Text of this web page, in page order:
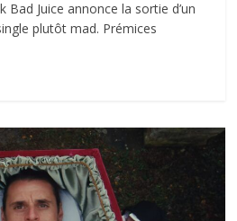
Bad Juice annonce la sortie d’un
plutôt mad. Prémices